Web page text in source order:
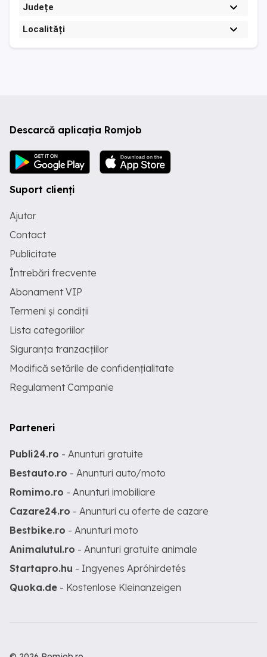
Județe
Localități
Descarcă aplicația Romjob
Suport clienți
Ajutor
Contact
Publicitate
Întrebări frecvente
Abonament VIP
Termeni și condiții
Lista categoriilor
Siguranța tranzacțiilor
Modifică setările de confidențialitate
Regulament Campanie
Parteneri
Publi24.ro - Anunturi gratuite
Bestauto.ro - Anunturi auto/moto
Romimo.ro - Anunturi imobiliare
Cazare24.ro - Anunturi cu oferte de cazare
Bestbike.ro - Anunturi moto
Animalutul.ro - Anunturi gratuite animale
Startapro.hu - Ingyenes Apróhirdetés
Quoka.de - Kostenlose Kleinanzeigen